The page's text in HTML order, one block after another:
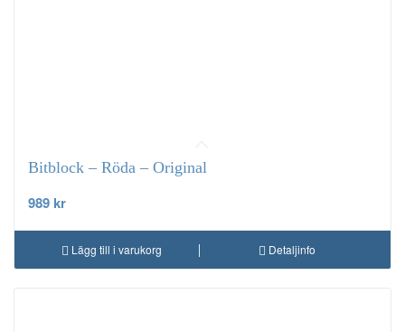
Bitblock – Röda – Original
989 kr
Lägg till i varukorg Detaljinfo